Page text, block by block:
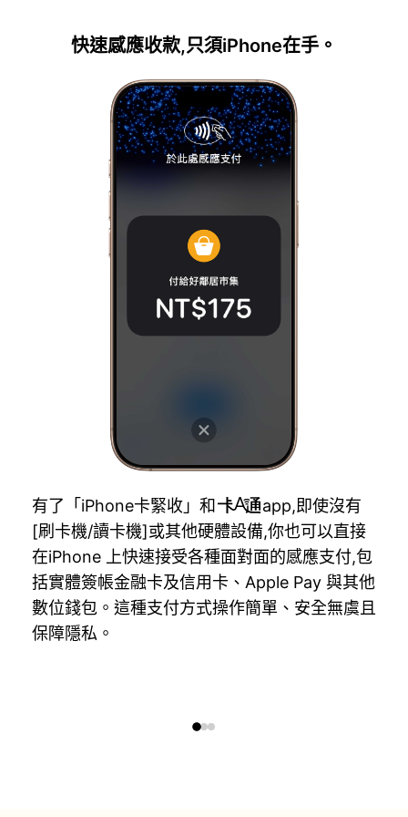
快速感應收款,只須iPhone在手。
有了「iPhone卡緊收」和
app,即使沒有
[刷卡機/讀卡機]或其他硬體設備,你也可以直接
在iPhone 上快速接受各種面對面的感應支付,包
括實體簽帳金融卡及信用卡、Apple Pay 與其他
數位錢包。這種支付方式操作簡單、安全無虞且
保障隱私。